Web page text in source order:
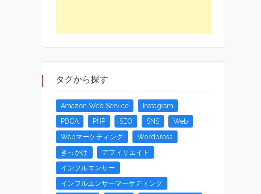
タグから探す
Amazon Web Service
Instagram
PDCA
PHP SEO SNS
Web
Webマーケティング
Wordpress
きっかけ
アフィリエイト
インフルエンサー
インフルエンサーマーケティング